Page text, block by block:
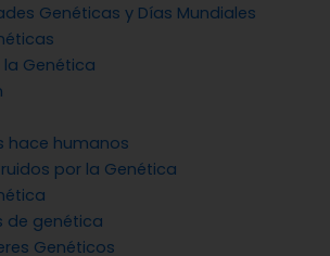
Genéticas y Días Mundiales
la Genética
hace humanos
por la Genética
de genética
Genéticos